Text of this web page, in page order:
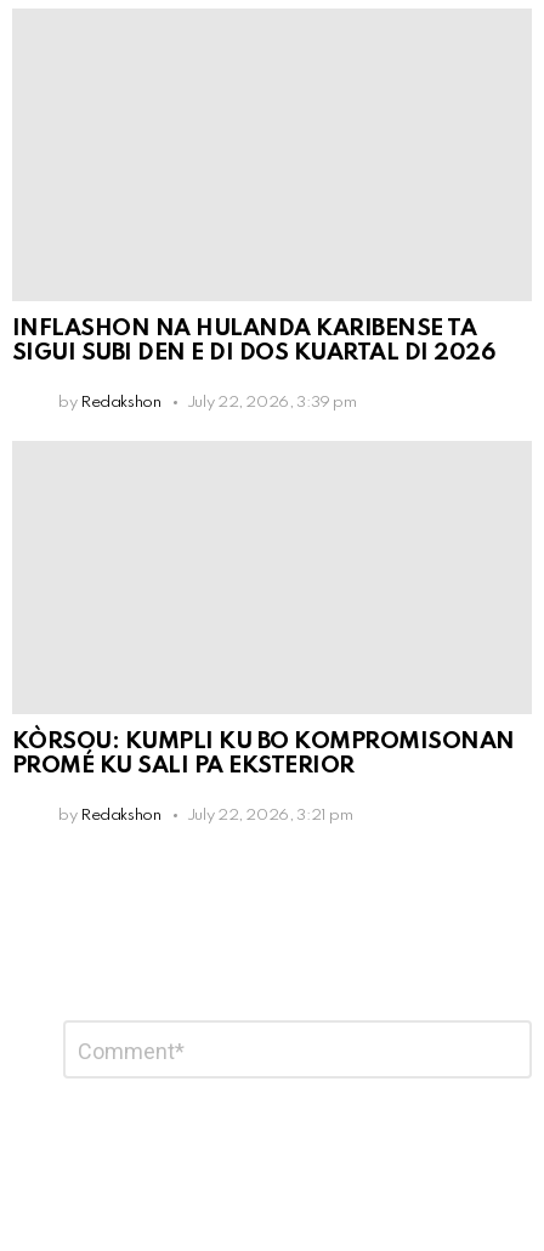
INFLASHON NA HULANDA KARIBENSE TA
SIGUI SUBI DEN E DI DOS KUARTAL DI 2026
by Redakshon July 22, 2026, 3:39 pm
KÒRSOU: KUMPLI KU BO KOMPROMISONAN
PROMÉ KU SALI PA EKSTERIOR
by Redakshon July 22, 2026, 3:21 pm
Reply